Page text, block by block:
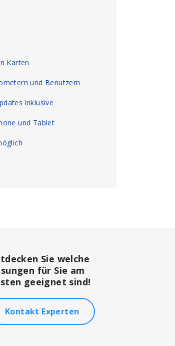
Karten
und Benutzern
inklusive
und Tablet
Sie welche
für Sie am
geeignet sind!
Kontakt Experten